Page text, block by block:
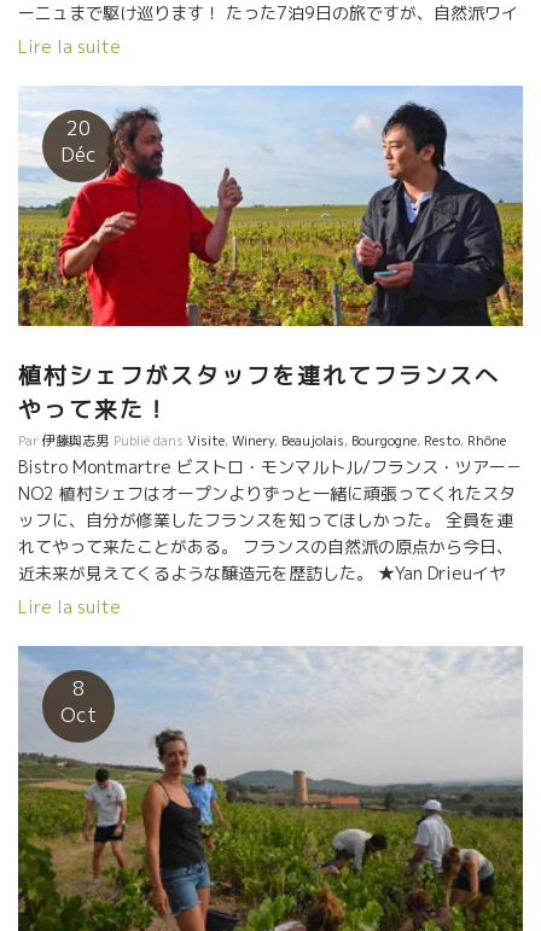
ーニュまで駆け巡ります！ たった7泊9日の旅ですが、自然派ワイ
ンへの理解がとんでもなく深まる感動のツアーです。 ご興味ある
て頂きます。 日程：2018年6月18日(月）日本出発
6月25日(月）現地発 26日(火）日本到着 参加対象者：酒販店、
飲食店関係者のみ 訪問予定蔵元：カゾ・デ・マイヨル/ブー・デ
ュ・モンド/ポッシブル/ル・タン・デ・スリーズ/モン・ド・マリ
ー/マス・ロー/エスカルポレット/ジュリ・ブロスラン/ダール・
エ・リボ/ジャン・クロード・ラパリュ/ラピエール/ジャック・ラ
セーニュ/アレキサンドル・バンなど（変更の可能性あり） クラ
ブ・パッション・デュ・ヴァン 竹下 （筆）
Lire la suite
20
Déc
植村シェフがスタッフを連れてフランスへ
やって来た！
Par伊藤與志男 Publié dans Visite,Winery, Beaujolais, Bourgogne, Resto, Rhône
Bistro Montmartre ビストロ・モンマルトル/フランス・ツアー－
NO2 植村シェフはオープンよりずっと一緒に頑張ってくれたスタ
ッフに、自分が修業したフランスを知ってほしかった。 全員を連
れてやって来たことがある。 フランスの自然派の原点から今日、
近未来が見えてくるような醸造元を歴訪した。 ★Yan Drieuイヤ
ン・ドリュー 伝統のブルゴーニュのテロワールを斬新なアプロー
★Philippe PACALETフィリップ・パカレ 名実ともにブルゴ
ーニュを代表する醸造家になって、ますます進化しているフィリ
ップ・パカレ。 ムッシュ・ピノ・ノワール、世界中がフィリップ
のピノを評価してきた。 ★Dominique DERAINドミニッ
ク・ドラン ブルゴーニュ・テロワールをビオ・ディナミ栽培を駆
使して可能な限りピュアーに綺麗なピノを表現するDominique
DERAINドミニック・ドラン。 ★Philippe JAMBONフィリッ
プ・ジャンボン ゼロ・ゼロの超自然醸造を追究するPhilippe
JAMBONフィリップ・ジャンボンでは、カトリーヌの愛情料理を
頂いた。 ★Jean-Claude LAPALUジャン・クロード・ラパリ
ュ ガメ品種の７変化の顔見せてくれて、究極の透明感、限りなく
Lire la suite
8
Oct